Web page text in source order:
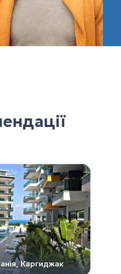
Каргиджак